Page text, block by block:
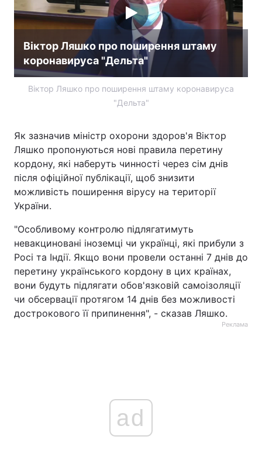
Віктор Ляшко про поширення штаму
коронавируса "Дельта"
Віктор Ляшко про поширення штаму коронавируса
"Дельта"
Як зазначив міністр охорони здоров'я Віктор
Ляшко пропонуються нові правила перетину
кордону, які наберуть чинності через сім днів
після офіційної публікації, щоб знизити
можливість поширення вірусу на території
України.
"Особливому контролю підлягатимуть
невакциновані іноземці чи українці, які прибули з
Росі та Індії. Якщо вони провели останні 7 днів до
перетину українського кордону в цих країнах,
вони будуть підлягати обов'язковій самоізоляції
чи обсервації протягом 14 днів без можливості
дострокового її припинення", - сказав Ляшко.
Реклама
ad